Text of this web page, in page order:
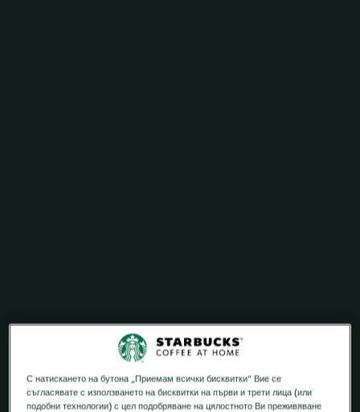
С натискането на бутона „Приемам всички бисквитки“ Вие се
съгласявате с използването на бисквитки на първи и трети лица (или
подобни технологии) с цел подобряване на цялостното Ви преживяване